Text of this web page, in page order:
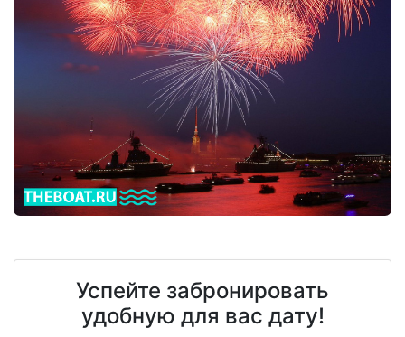
Успейте забронировать
удобную для вас дату!